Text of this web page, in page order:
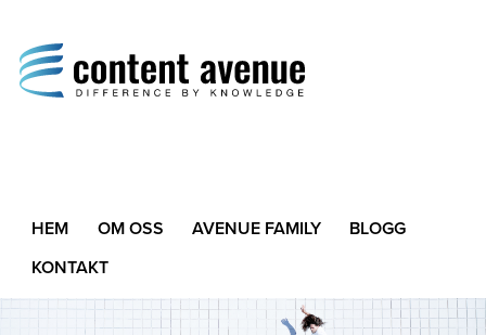
Difference by Knowledge
HEM OM OSS AVENUE FAMILY
BLOGG
KONTAKT